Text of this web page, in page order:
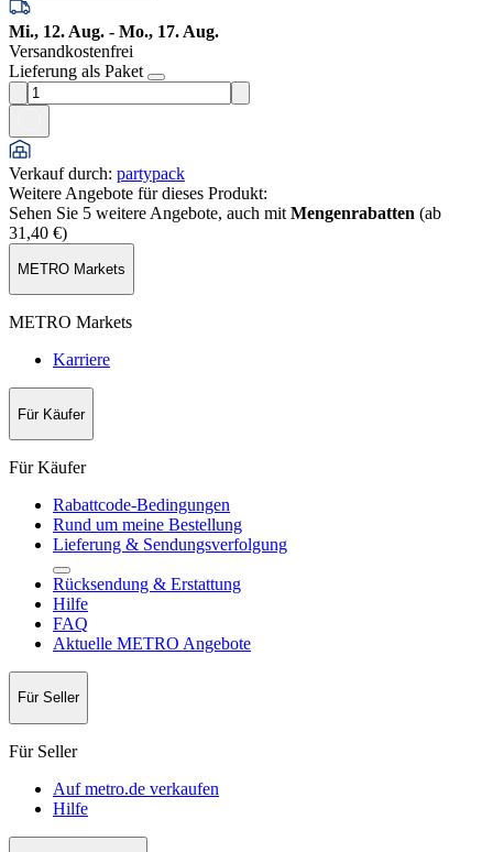
Mi., 12. Aug. - Mo., 17. Aug.
Versandkostenfrei
Lieferung als Paket
Verkauf durch: partypack
Weitere Angebote für dieses Produkt:
Sehen Sie 5 weitere Angebote, auch mit Mengenrabatten (ab
31,40 €)
METRO Markets
METRO Markets
Karriere
Für Käufer
Für Käufer
Rabattcode-Bedingungen
Rund um meine Bestellung
Lieferung & Sendungsverfolgung
Rücksendung & Erstattung
Hilfe
FAQ
Aktuelle METRO Angebote
Für Seller
Für Seller
Auf metro.de verkaufen
Hilfe